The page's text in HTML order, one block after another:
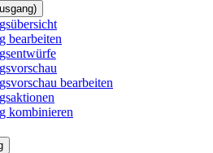
bearbeiten
bearbeiten
kombinieren